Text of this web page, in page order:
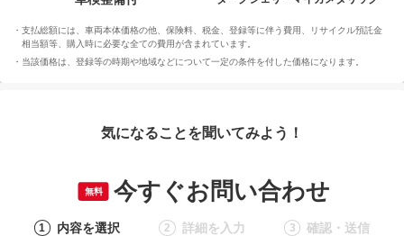
支払総額には、車両本体価格の他、保険料、税金、登録等に伴う費用、リサイクル預託金
相当額等、購入時に必要な全ての費用が含まれています。
当該価格は、登録等の時期や地域などについて一定の条件を付した価格になります。
気になることを聞いてみよう！
無料 今すぐお問い合わせ
1 内容を選択 2 詳細を入力 3 確認・送信